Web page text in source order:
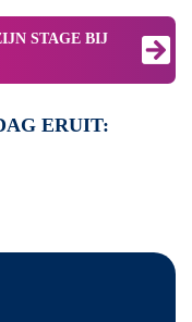
STAGE BIJ
ERUIT: